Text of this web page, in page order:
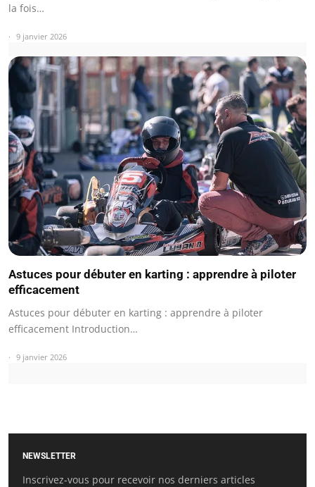
la fois…
9 janvier 2026
Astuces pour débuter en karting : apprendre à piloter
efficacement
Astuces pour débuter en karting : apprendre à piloter
efficacement Introduction…
9 janvier 2026
NEWSLETTER
Inscrivez-vous pour recevoir nos derniers articles